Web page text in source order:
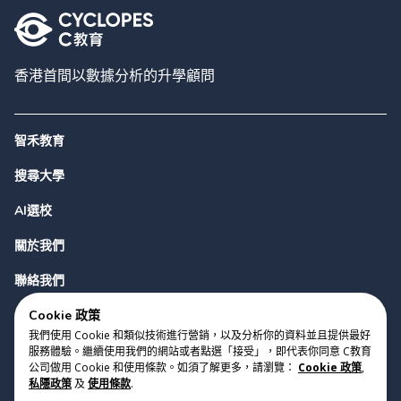
香港首間以數據分析的升學顧問
智禾教育
搜尋大學
AI選校
關於我們
聯絡我們
版權 2023 Cyclopes® •
Cookie 政策
我們使用 Cookie 和類似技術進行營銷，以及分析你的資料並且提供最好
服務體驗。繼續使用我們的網站或者點選「接受」，即代表你同意 C教育
公司做用 Cookie 和使用條款。如須了解更多，請瀏覽： Cookie 政策,
私隱政策及 使用條款.